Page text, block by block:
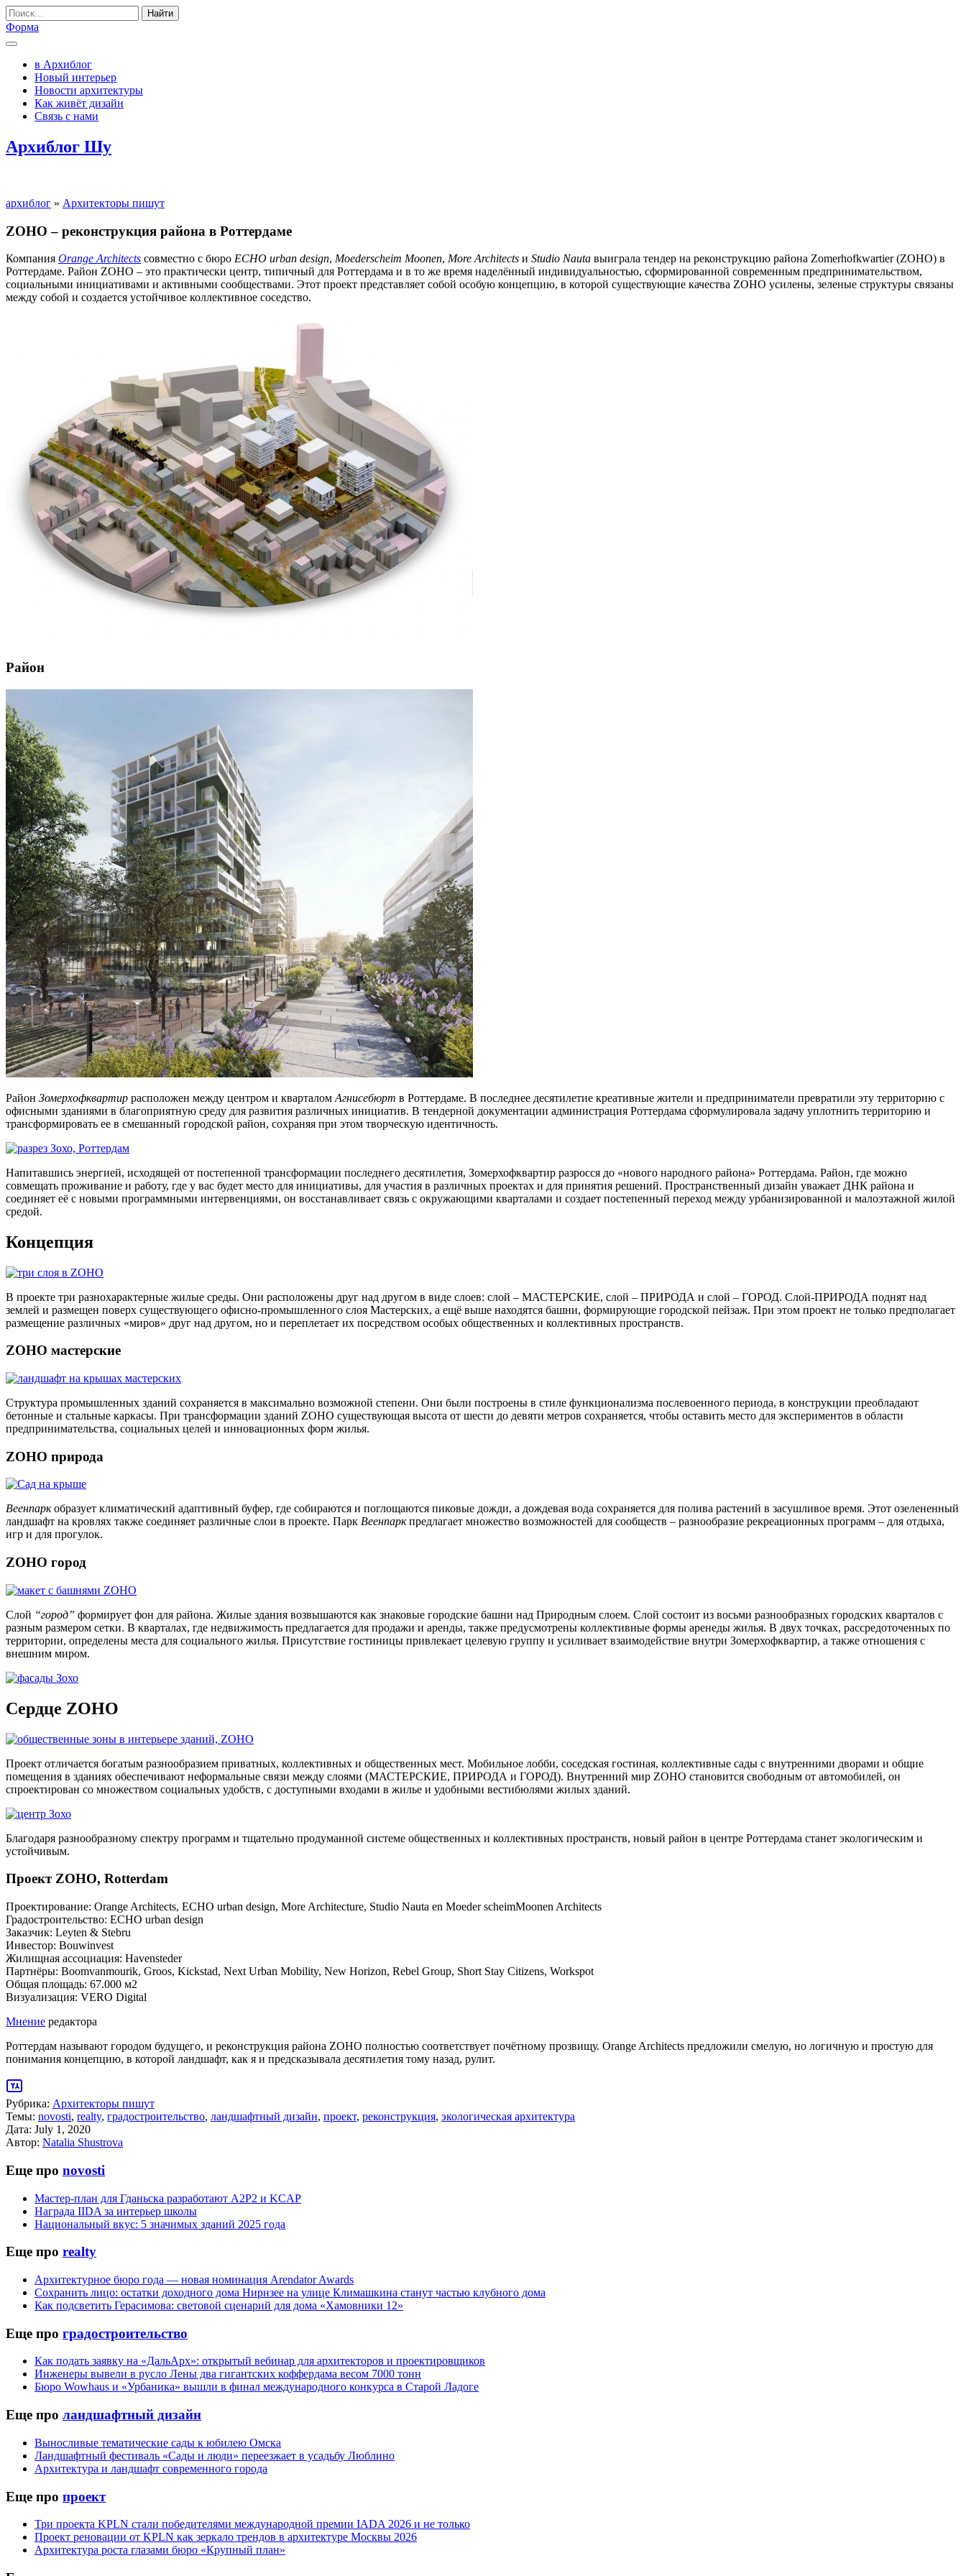
Найти
Форма
в Архиблог
Новый интерьер
Новости архитектуры
Как живёт дизайн
Связь с нами
Архиблог Шу
архиблог » Архитекторы пишут
ZOHO – реконструкция района в Роттердаме
Компания Orange Architects совместно с бюро ECHO urban design, Moederscheim Moonen, More Architects и Studio Nauta выиграла тендер на реконструкцию района Zomerhofkwartier (ZOHO) в
Роттердаме. Район ZOHO – это практически центр, типичный для Роттердама и в то же время наделённый индивидуальностью, сформированной современным предпринимательством,
социальными инициативами и активными сообществами. Этот проект представляет собой особую концепцию, в которой существующие качества ZOHO усилены, зеленые структуры связаны
между собой и создается устойчивое коллективное соседство.
Район
Район Зомерхофквартир расположен между центром и кварталом Агнисебюрт в Роттердаме. В последнее десятилетие креативные жители и предприниматели превратили эту территорию с
офисными зданиями в благоприятную среду для развития различных инициатив. В тендерной документации администрация Роттердама сформулировала задачу уплотнить территорию и
трансформировать ее в смешанный городской район, сохраняя при этом творческую идентичность.
Напитавшись энергией, исходящей от постепенной трансформации последнего десятилетия, Зомерхофквартир разросся до «нового народного района» Роттердама. Район, где можно
совмещать проживание и работу, где у вас будет место для инициативы, для участия в различных проектах и для принятия решений. Пространственный дизайн уважает ДНК района и
соединяет её с новыми программными интервенциями, он восстанавливает связь с окружающими кварталами и создает постепенный переход между урбанизированной и малоэтажной жилой
средой.
Концепция
В проекте три разнохарактерные жилые среды. Они расположены друг над другом в виде слоев: слой – МАСТЕРСКИЕ, слой – ПРИРОДА и слой – ГОРОД. Слой-ПРИРОДА поднят над
землей и размещен поверх существующего офисно-промышленного слоя Мастерских, а ещё выше находятся башни, формирующие городской пейзаж. При этом проект не только предполагает
размещение различных «миров» друг над другом, но и переплетает их посредством особых общественных и коллективных пространств.
ZOHO мастерские
Структура промышленных зданий сохраняется в максимально возможной степени. Они были построены в стиле функционализма послевоенного периода, в конструкции преобладают
бетонные и стальные каркасы. При трансформации зданий ZOHO существующая высота от шести до девяти метров сохраняется, чтобы оставить место для экспериментов в области
предпринимательства, социальных целей и инновационных форм жилья.
ZOHO природа
Веенпаркобразует климатический адаптивный буфер, где собираются и поглощаются пиковые дожди, а дождевая вода сохраняется для полива растений в засушливое время. Этот озелененный
ландшафт на кровлях также соединяет различные слои в проекте. Парк Веенпаркпредлагает множество возможностей для сообществ – разнообразие рекреационных программ – для отдыха,
игр и для прогулок.
ZOHO город
Слой “город” формирует фон для района. Жилые здания возвышаются как знаковые городские башни над Природным слоем. Слой состоит из восьми разнообразных городских кварталов с
разным размером сетки. В кварталах, где недвижимость предлагается для продажи и аренды, также предусмотрены коллективные формы аренеды жилья. В двух точках, рассредоточенных по
территории, определены места для социального жилья. Присутствие гостиницы привлекает целевую группу и усиливает взаимодействие внутри Зомерхофквартир, а также отношения с
внешним миром.
Сердце ZOHO
Проект отличается богатым разнообразием приватных, коллективных и общественных мест. Мобильное лобби, соседская гостиная, коллективные сады с внутренними дворами и общие
помещения в зданиях обеспечивают неформальные связи между слоями (МАСТЕРСКИЕ, ПРИРОДА и ГОРОД). Внутренний мир ZOHO становится свободным от автомобилей, он
спроектирован со множеством социальных удобств, с доступными входами в жилье и удобными вестибюлями жилых зданий.
Благодаря разнообразному спектру программ и тщательно продуманной системе общественных и коллективных пространств, новый район в центре Роттердама станет экологическим и
устойчивым.
Проект ZOHO, Rotterdam
Проектирование: Orange Architects, ECHO urban design, More Architecture, Studio Nauta en Moeder scheimMoonen Architects
Градостроительство: ECHO urban design
Заказчик: Leyten & Stebru
Инвестор: Bouwinvest
Жилищная ассоциация: Havensteder
Партнёры: Boomvanmourik, Groos, Kickstad, Next Urban Mobility, New Horizon, Rebel Group, Short Stay Citizens, Workspot
Общая площадь: 67.000 м2
Визуализация: VERO Digital
Мнение редактора
Роттердам называют городом будущего, и реконструкция района ZOHO полностью соответствует почётному прозвищу. Orange Architects предложили смелую, но логичную и простую для
понимания концепцию, в которой ландшафт, как я и предсказывала десятилетия тому назад, рулит.
Рубрика: Архитекторы пишут
Темы: novosti, realty, градостроительство, ландшафтный дизайн, проект, реконструкция, экологическая архитектура
Дата: July 1, 2020
Автор: Natalia Shustrova
Еще про novosti
Мастер-план для Гданьска разработают A2P2 и KCAP
Награда IIDA за интерьер школы
Национальный вкус: 5 значимых зданий 2025 года
Еще про realty
Архитектурное бюро года — новая номинация Arendator Awards
Сохранить лицо: остатки доходного дома Нирнзее на улице Климашкина станут частью клубного дома
Как подсветить Герасимова: световой сценарий для дома «Хамовники 12»
Еще про градостроительство
Как подать заявку на «ДальАрх»: открытый вебинар для архитекторов и проектировщиков
Инженеры вывели в русло Лены два гигантских коффердама весом 7000 тонн
Бюро Wowhaus и «Урбаника» вышли в финал международного конкурса в Старой Ладоге
Еще про ландшафтный дизайн
Выносливые тематические сады к юбилею Омска
Ландшафтный фестиваль «Сады и люди» переезжает в усадьбу Люблино
Архитектура и ландшафт современного города
Еще про проект
Три проекта KPLN стали победителями международной премии IADA 2026 и не только
Проект реновации от KPLN как зеркало трендов в архитектуре Москвы 2026
Архитектура роста глазами бюро «Крупный план»